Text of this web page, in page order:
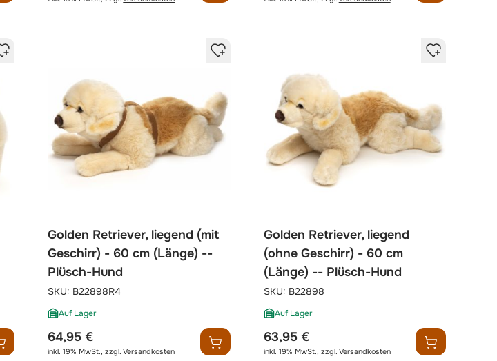
Golden Retriever, liegend (mit
Geschirr) - 60 cm (Länge) --
Plüsch-Hund
SKU: B22898R4
64,95 €
inkl. 19% MwSt.,zzgl.Versandkosten
Auf Lager
Golden Retriever, liegend
(ohne Geschirr) - 60 cm
(Länge) -- Plüsch-Hund
SKU: B22898
63,95 €
inkl. 19% MwSt., zzgl. Versandkosten
Auf Lager